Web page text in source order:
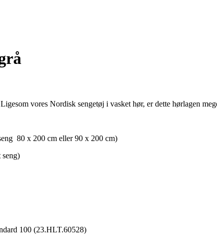
vores Nordisk sengetøj i vasket hør, er dette hørlagen
80 x 200 cm eller 90 x 200 cm)
seng)
100 (23.HLT.60528)